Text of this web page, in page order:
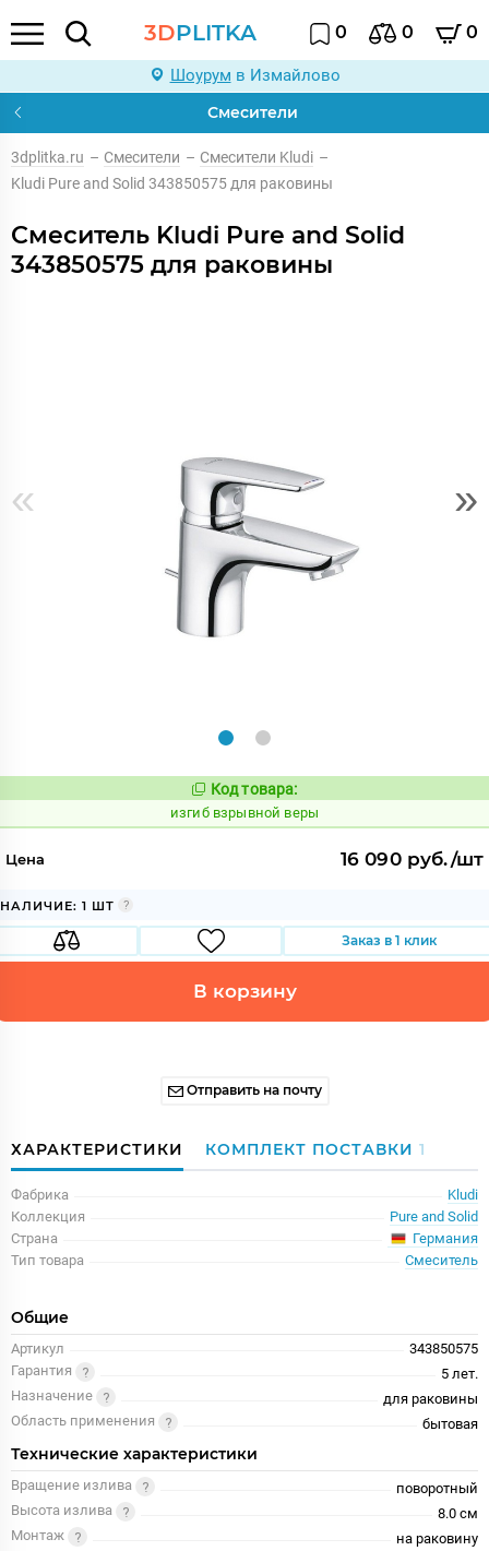
3DPLITKA 0 0 0
Шоурум в Измайлово
Смесители
3dplitka.ru – Смесители – Смесители Kludi –
Kludi Pure and Solid 343850575 для раковины
Смеситель Kludi Pure and Solid
343850575 для раковины
« »
Код:
564258
Код товара:
изгиб взрывной веры
Цена 16 090 руб./шт
НАЛИЧИЕ: 1 ШТ
Заказ в 1 клик
В корзину
Отправить на почту
ХАРАКТЕРИСТИКИ КОМПЛЕКТ ПОСТАВКИ 1
Фабрика
Kludi
Коллекция
Pure and Solid
Страна
Германия
Тип товара
Смеситель
Общие
Артикул
343850575
Гарантия
5 лет.
Назначение
для раковины
Область применения
бытовая
Технические характеристики
Вращение излива
поворотный
Высота излива
8.0 см
Монтаж
на раковину